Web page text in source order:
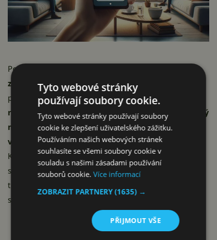
Pokud bude zákaz schválen,
zrušit stávající smlouvy a zavést opatření, která
podobným praktikám zabrání v budoucnu.
rozhodnutí by mohlo zásadně ovlivnit Google, který
má v Japonsku 81% podíl na mobilních
vyhledáváních.Druhý je Yahoo s 11,8 %.
Kromě toho hrozí Google zatím blíže nespecifikované
sankce. Případ je součástí širšího globálního tlaku na
technologické giganty, jehož cílem je zajistit
spravedlivou konkurenci na digitálních trzích.
Reklama
Tyto webové stránky
používají soubory cookie.
Tyto webové stránky používají soubory
cookie ke zlepšení uživatelského zážitku.
Používáním našich webových stránek
souhlasíte se všemi soubory cookie v
souladu s našimi zásadami používání
souborů cookie.Více informací
ZOBRAZIT PARTNERY(1635) →
PŘIJMOUT VŠE